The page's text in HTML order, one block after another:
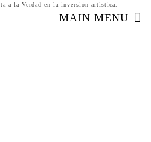
a la Verdad en la inversión artística.
MAIN MENU